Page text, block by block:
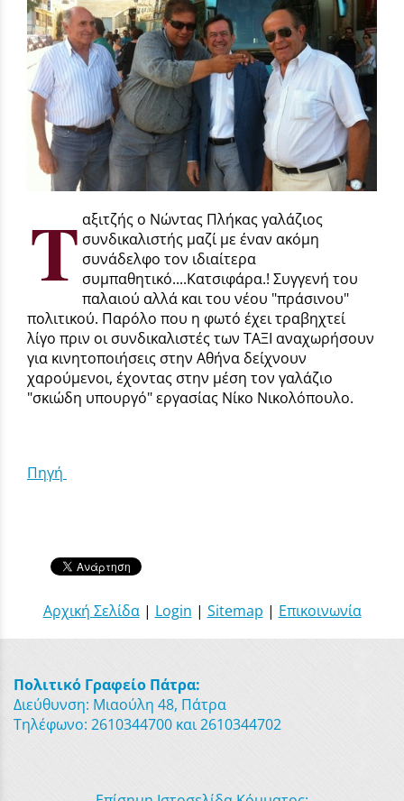
Τ αξιτζής ο Νώντας Πλήκας γαλάζιος
συνδικαλιστής μαζί με έναν ακόμη
συνάδελφο τον ιδιαίτερα
συμπαθητικό....Κατσιφάρα.! Συγγενή του
παλαιού αλλά και του νέου "πράσινου"
πολιτικού. Παρόλο που η φωτό έχει τραβηχτεί
λίγο πριν οι συνδικαλιστές των ΤΑΞΙ αναχωρήσουν
για κινητοποιήσεις στην Αθήνα δείχνουν
χαρούμενοι, έχοντας στην μέση τον γαλάζιο
"σκιώδη υπουργό" εργασίας Νίκο Νικολόπουλο.
Πηγή
Αρχική Σελίδα| Login | Sitemap | Επικοινωνία
Πολιτικό Γραφείο Πάτρα:
Διεύθυνση: Μιαούλη 48, Πάτρα
Τηλέφωνο: 2610344700 και 2610344702